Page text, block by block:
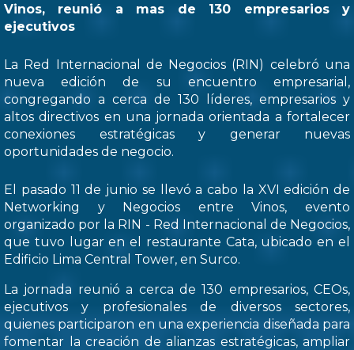
Vinos, reunió a mas de 130 empresarios y
ejecutivos
La Red Internacional de Negocios (RIN) celebró una
nueva edición de su encuentro empresarial,
congregando a cerca de 130 líderes, empresarios y
altos directivos en una jornada orientada a fortalecer
conexiones estratégicas y generar nuevas
oportunidades de negocio.
El pasado 11 de junio se llevó a cabo la XVI edición de
Networking y Negocios entre Vinos, evento
organizado por la RIN - Red Internacional de Negocios,
que tuvo lugar en el restaurante Cata, ubicado en el
Edificio Lima Central Tower, en Surco.
La jornada reunió a cerca de 130 empresarios, CEOs,
ejecutivos y profesionales de diversos sectores,
quienes participaron en una experiencia diseñada para
fomentar la creación de alianzas estratégicas, ampliar